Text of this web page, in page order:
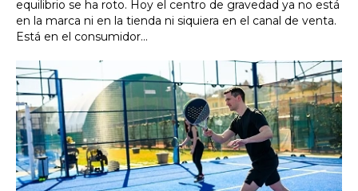
equilibrio se ha roto. Hoy el centro de gravedad ya no está
en la marca ni en la tienda ni siquiera en el canal de venta.
Está en el consumidor...